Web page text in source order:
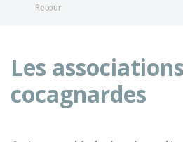
Retour
Les associations
cocagnardes